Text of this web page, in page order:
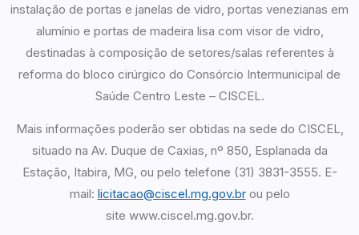
instalação de portas e janelas de vidro, portas venezianas em
alumínio e portas de madeira lisa com visor de vidro,
destinadas à composição de setores/salas referentes à
reforma do bloco cirúrgico do Consórcio Intermunicipal de
Saúde Centro Leste – CISCEL.
Mais informações poderão ser obtidas na sede do CISCEL,
situado na Av. Duque de Caxias, nº 850, Esplanada da
Estação, Itabira, MG, ou pelo telefone (31) 3831-3555. E-
mail: licitacao@ciscel.mg.gov.brou pelo
site www.ciscel.mg.gov.br.